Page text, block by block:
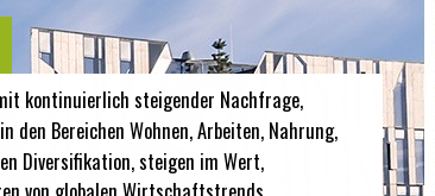
kontinuierlich steigender Nachfrage,
Bereichen Wohnen, Arbeiten, Nahrung,
Diversifikation, steigen im Wert,